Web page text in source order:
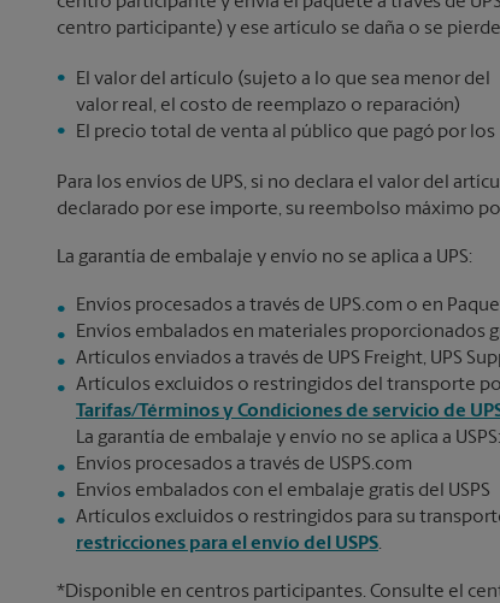
centro participante) y ese artículo se daña o se
El valor del artículo (sujeto a lo que sea menor del
valor real, el costo de reemplazo o reparación)
El precio total de venta al público que pagó por los
Para los envíos de UPS, si no declara el valor del
declarado por ese importe, su reembolso máximo
La garantía de embalaje y envío no se aplica a UPS:
Envíos procesados a través de UPS.com o en
Envíos embalados en materiales
Artículos enviados a través de UPS Freight, UPS
Artículos excluidos o restringidos del transporte
Tarifas/Términos y Condiciones de servicio de
La garantía de embalaje y envío no se aplica a USPS:
Envíos procesados a través de USPS.com
Envíos embalados con el embalaje gratis del USPS
Artículos excluidos o restringidos para su
restricciones para el envío del USPS.
*Disponible en centros participantes. Consulte el